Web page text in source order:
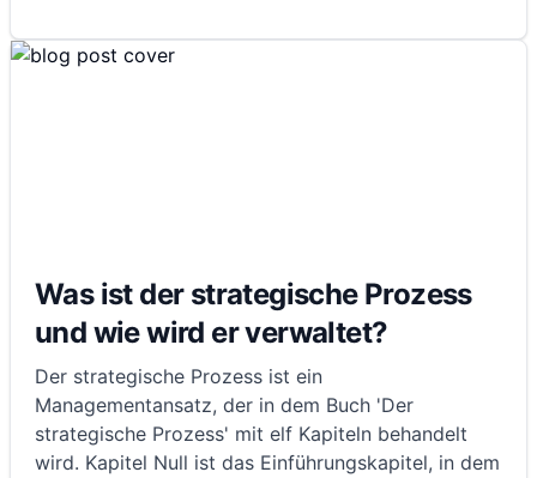
Was ist der strategische Prozess
und wie wird er verwaltet?
Der strategische Prozess ist ein
Managementansatz, der in dem Buch 'Der
strategische Prozess' mit elf Kapiteln behandelt
wird. Kapitel Null ist das Einführungskapitel, in dem